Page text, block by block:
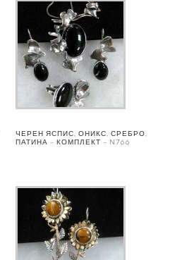
ЧЕРЕН ЯСПИС, ОНИКС, СРЕБРО,
ПАТИНА – КОМПЛЕКТ – N766